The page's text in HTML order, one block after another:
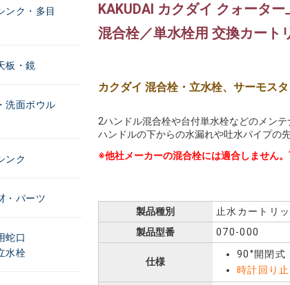
ンク・多目
板・鏡
洗面ボウル
ンク
・パーツ
蛇口
水栓
KAKUDAI カクダイ クォーター
混合栓／単水栓用 交換カート
カクダイ 混合栓・立水栓、サーモス
2ハンドル混合栓や台付単水栓などのメン
ハンドルの下からの水漏れや吐水パイプの
※他社メーカーの混合栓には適合しません
製品種別
止水カートリ
製品型番
070-000
仕様
90°開閉式
時計回り